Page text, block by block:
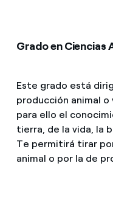
Grado en Ciencias
Este grado está
producción animal
para ello el
tierra, de la vida, la
Te permitirá tirar
animal o por la de